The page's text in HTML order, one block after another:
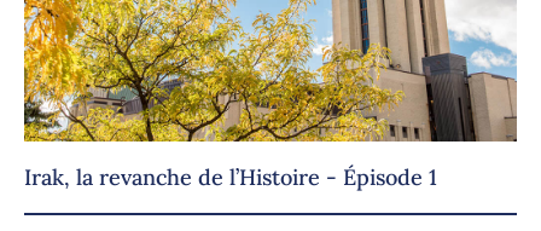
Irak, la revanche de l’Histoire - Épisode 1